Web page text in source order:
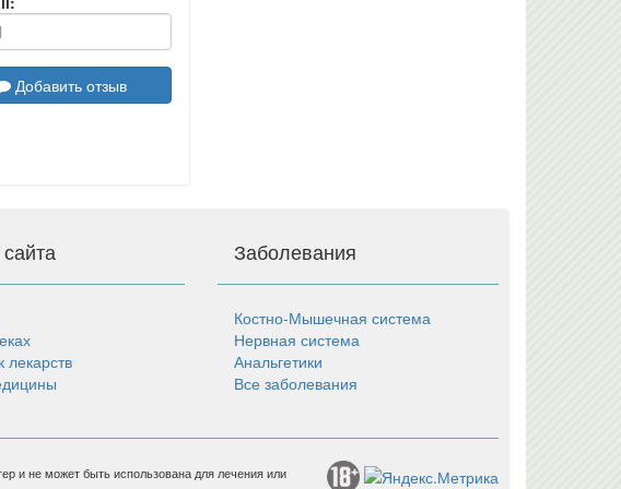
Добавить отзыв
лекарств
Заболевания
Костно-Мышечная система
Нервная система
Анальгетики
Все заболевания
и не может быть использована для лечения или